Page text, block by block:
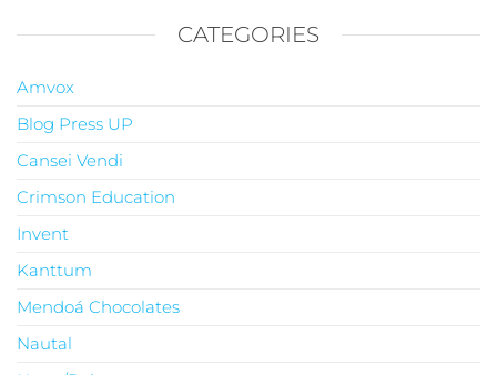
CATEGORIES
Amvox
Blog Press UP
Cansei Vendi
Crimson Education
Invent
Kanttum
Mendoá Chocolates
Nautal